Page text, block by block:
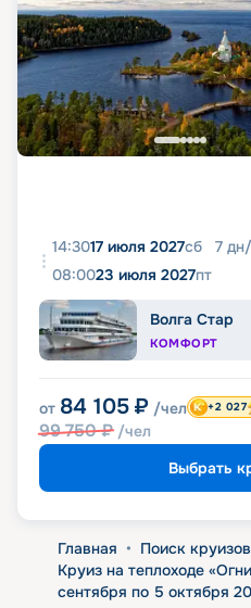
14:3017 июля 2027сб 7 дн/
08:0023 июля 2027пт
Волга Стар
КОМФОРТ
от 84 105 ₽ /чел
99 750₽ /чел
+2 027
Выбрать
Главная • Поиск круизов
Круиз на теплоходе
сентября по 5 октября